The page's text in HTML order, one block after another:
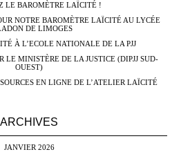
LE BAROMÈTRE LAÏCITÉ !
NOTRE BAROMÈTRE LAÏCITÉ AU LYCÉE
DE LIMOGES
À L’ECOLE NATIONALE DE LA PJJ
LE MINISTÈRE DE LA JUSTICE (DIPJJ SUD-
OUEST)
EN LIGNE DE L’ATELIER LAÏCITÉ
ARCHIVES
JANVIER 2026